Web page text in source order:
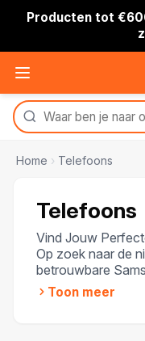
Producten tot
Home › Telefoons
Telefoons
Vind Jouw
Op zoek naar de
betrouwbare
de keuze uit een
voor elk budget.
Toon meer